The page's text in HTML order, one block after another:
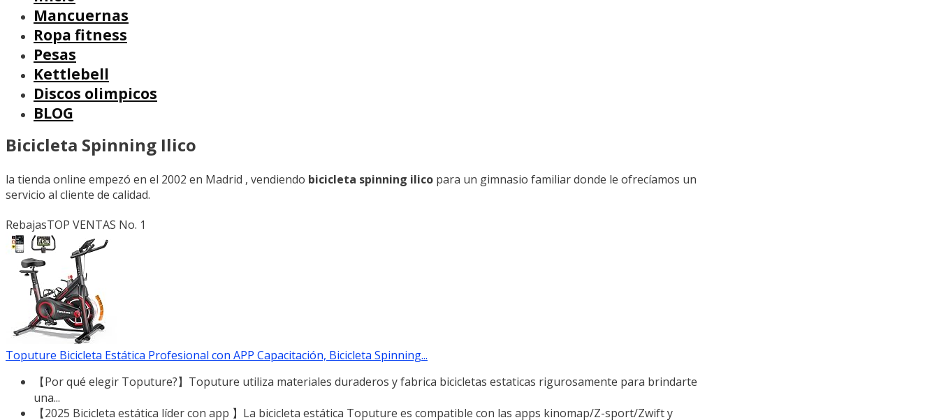
Mancuernas
Ropa fitness
Pesas
Kettlebell
Discos olimpicos
BLOG
Bicicleta Spinning Ilico
la tienda online empezó en el 2002 en Madrid , vendiendo bicicleta spinning ilico para un gimnasio familiar donde le ofrecíamos un
servicio al cliente de calidad.
RebajasTOP VENTAS No. 1
Toputure Bicicleta Estática Profesional con APP Capacitación, Bicicleta Spinning...
【Por qué elegir Toputure?】Toputure utiliza materiales duraderos y fabrica bicicletas estaticas rigurosamente para brindarte
una...
【2025 Bicicleta estática líder con app 】La bicicleta estática Toputure es compatible con las apps kinomap/Z-sport/Zwift y